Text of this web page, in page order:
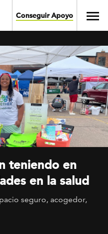
Conseguir Apoyo
teniendo en
en la salud
seguro, acogedor,